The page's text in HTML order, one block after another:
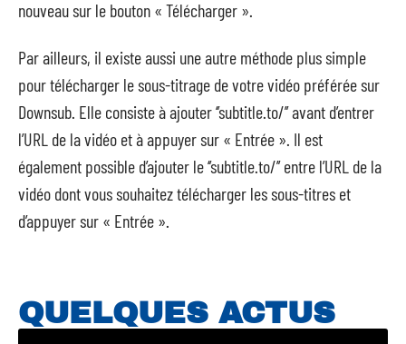
nouveau sur le bouton « Télécharger ».
Par ailleurs, il existe aussi une autre méthode plus simple
pour télécharger le sous-titrage de votre vidéo préférée sur
Downsub. Elle consiste à ajouter ‘’subtitle.to/’’ avant d’entrer
l’URL de la vidéo et à appuyer sur « Entrée ». Il est
également possible d’ajouter le ‘’subtitle.to/’’ entre l’URL de la
vidéo dont vous souhaitez télécharger les sous-titres et
d’appuyer sur « Entrée ».
QUELQUES ACTUS